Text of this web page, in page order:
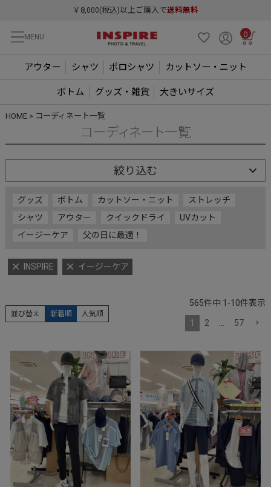
￥8,000(税込)以上ご購入で送料無料
MENU 0
アウター シャツ ポロシャツ カットソー・ニット
ボトム グッズ・雑貨 大きいサイズ
HOME コーディネート一覧
コーディネート一覧
絞り込む
グッズ ボトム カットソー・ニット
ストレッチ
シャツ
アウター クイックドライ
UVカット
イージーケア
父の日に最適！
INSPIRE イージーケア
並び替え 新着順 人気順
565件中 1 -10件表示
1 2 57